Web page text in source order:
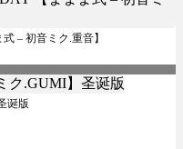
– 初音ミク.重音】
诞版